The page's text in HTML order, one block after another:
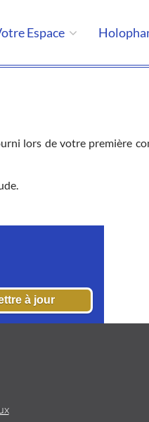
Espace
lors de votre première